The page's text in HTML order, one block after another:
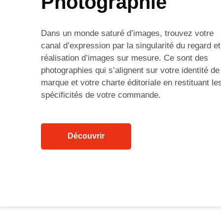
Dans un monde saturé d’images, trouvez votre
canal d’expression par la singularité du regard
réalisation d’images sur mesure. Ce sont des
photographies qui s’alignent sur votre identité de
marque et votre charte éditoriale en restituant
spécificités de votre commande.
Découvrir